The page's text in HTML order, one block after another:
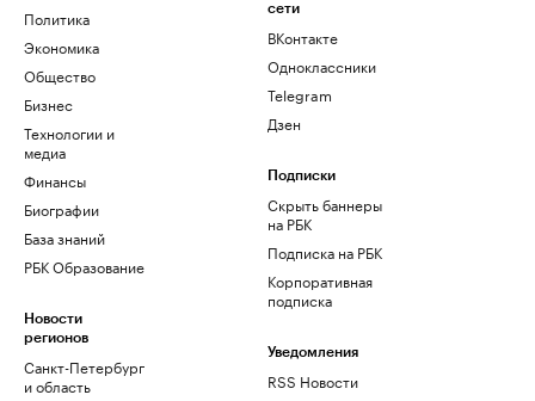
Политика
Экономика
Общество
Бизнес
Технологии и
медиа
Финансы
Биографии
База знаний
РБК Образование
Новости
регионов
Санкт-Петербург
и область
сети
ВКонтакте
Одноклассники
Telegram
Дзен
Подписки
Скрыть баннеры
на РБК
Подписка на РБК
Корпоративная
подписка
Уведомления
RSS Новости